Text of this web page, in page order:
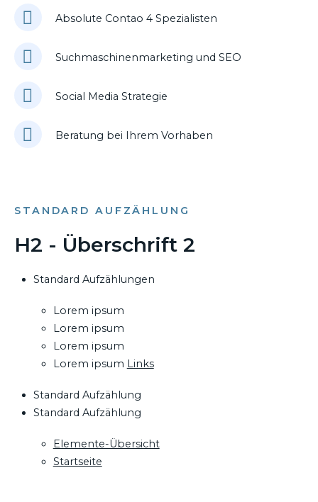
Absolute Contao 4 Spezialisten
Suchmaschinenmarketing und SEO
Social Media Strategie
Beratung bei Ihrem Vorhaben
STANDARD AUFZÄHLUNG
H2 - Überschrift 2
Standard Aufzählungen
Lorem ipsum
Lorem ipsum
Lorem ipsum
Lorem ipsum Links
Standard Aufzählung
Standard Aufzählung
Elemente-Übersicht
Startseite